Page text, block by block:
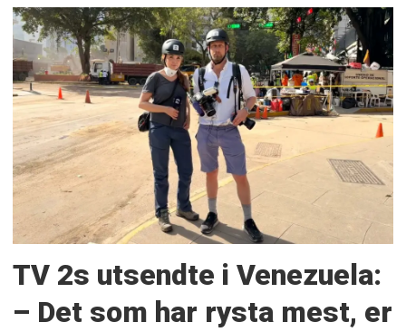
TV 2s utsendte i Venezuela:
– Det som har rysta mest, er